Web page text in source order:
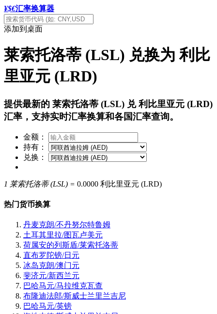
¥$€汇率换算器
添加到桌面
莱索托洛蒂 (LSL) 兑换为 利比
里亚元 (LRD)
提供最新的 莱索托洛蒂 (LSL) 兑 利比里亚元 (LRD)
汇率，支持实时汇率换算和各国汇率查询。
金额：
持有：
兑换：
1 莱索托洛蒂 (LSL) = 0.0000 利比里亚元 (LRD)
热门货币换算
丹麦克朗/不丹努尔特鲁姆
土耳其里拉/图瓦卢美元
荷属安的列斯盾/莱索托洛蒂
直布罗陀镑/日元
冰岛克朗/澳门元
斐济元/新西兰元
巴哈马元/马拉维克瓦查
布隆迪法郎/斯威士兰里兰吉尼
巴哈马元/英镑